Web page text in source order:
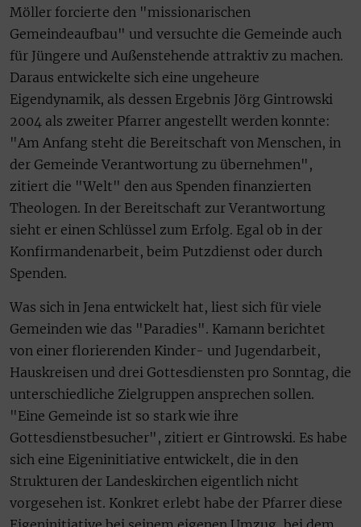
Möller forcierte den "missionarischen
Gemeindeaufbau" und versuchte die Gemeinde auch
für Jüngere und Außenstehende attraktiv zu machen.
Daraus entwickelte sich eine ungeheure
Eigendynamik, als dessen Ergebnis Jörg Gintrowski
2004 als zweiter Pfarrer angestellt werden konnte:
"Am Anfang steht die Bereitschaft von Menschen, in
der Gemeinde Verantwortung zu übernehmen",
zitiert die "Welt" den aus Spenden finanzierten
Theologen. In der Bereitschaft zur Verantwortung
sieht er einen Schlüssel zum Erfolg. Egal ob in der
Konfirmandenarbeit, beim Putzdienst oder durch
Spenden.
Was sich in Jena entwickelt hat, liest sich für viele
Gemeinden wie das "Paradies". Kamann berichtet
von einer florierenden Kinder- und Jugendarbeit,
Hauskreisen und drei Gottesdiensten pro Sonntag, die
unterschiedliche Zielgruppen ansprechen sollen.
"Eine Gemeinde ist so stark wie ihre
Gottesdienstbesucher", zitiert er Gintrowski. Es habe
sich eine Eigeninitiative entwickelt, die in den
Strukturen der Landeskirchen eigentlich nicht
vorgesehen ist. Konkret erlebt habe der Pfarrer diese